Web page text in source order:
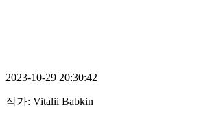
2023-10-29 20:30:42
작가: Vitalii Babkin